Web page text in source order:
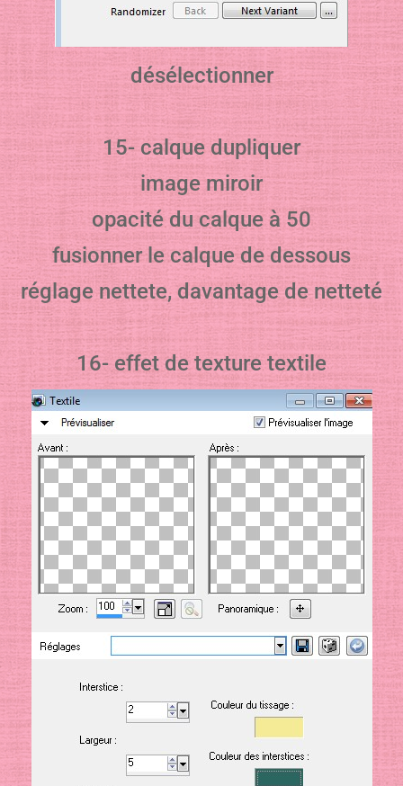
désélectionner
15- calque dupliquer
image miroir
opacité du calque à 50
fusionner le calque de dessous
réglage nettete, davantage de netteté
16- effet de texture textile